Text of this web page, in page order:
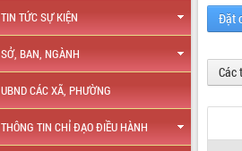
TIN TỨC SỰ KIỆN
SỞ, BAN, NGÀNH
UBND CÁC XÃ, PHƯỜNG
THÔNG TIN CHỈ ĐẠO ĐIỀU HÀNH
Đặt
Các